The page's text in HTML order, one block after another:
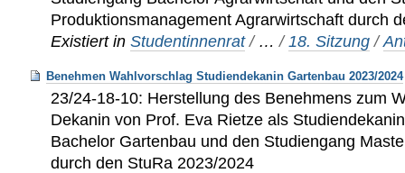
Produktionsmanagement Agrarwirtschaft durch
Existiert in Studentinnenrat / …/18. Sitzung /
Benehmen Wahlvorschlag Studiendekanin Gartenbau 2023/2024
23/24-18-10: Herstellung des Benehmens zum
Dekanin von Prof. Eva Rietze als
Bachelor Gartenbau und den Studiengang
durch den StuRa 2023/2024